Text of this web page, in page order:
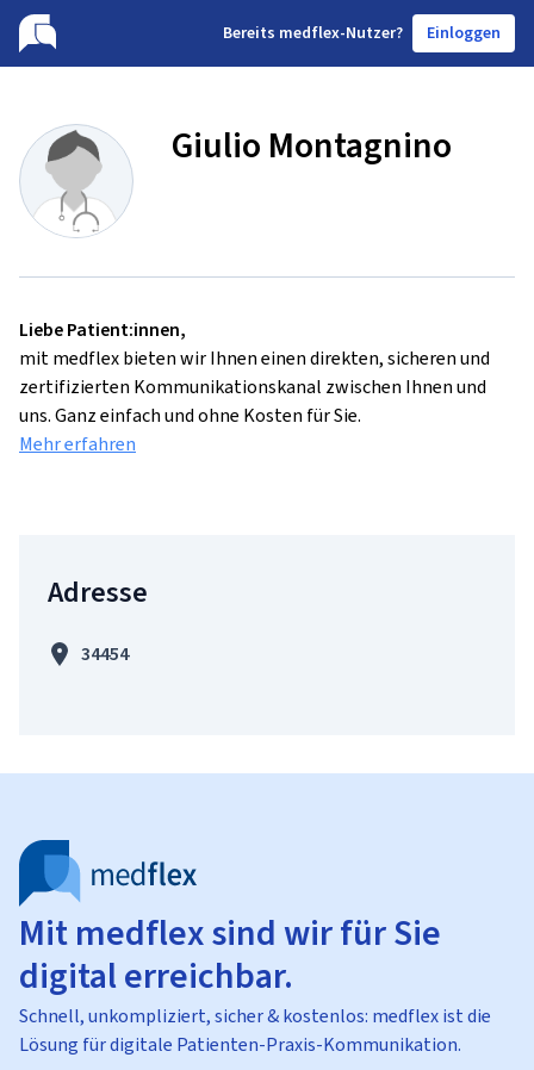
Bereits medflex-Nutzer? Einloggen
Giulio Montagnino
Liebe Patient:innen,
mit medflex bieten wir Ihnen einen direkten, sicheren und
zertifizierten Kommunikationskanal zwischen Ihnen und
uns. Ganz einfach und ohne Kosten für Sie.
Mehr erfahren
Adresse
34454
Mit medflex sind wir für Sie
digital erreichbar.
Schnell, unkompliziert, sicher & kostenlos: medflex ist die
Lösung für digitale Patienten-Praxis-Kommunikation.